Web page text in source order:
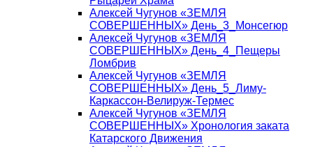
Алексей Чугунов «ЗЕМЛЯ
СОВЕРШЕННЫХ» День_3_Монсегюр
Алексей Чугунов «ЗЕМЛЯ
СОВЕРШЕННЫХ» День_4_Пещеры
Ломбрив
Алексей Чугунов «ЗЕМЛЯ
СОВЕРШЕННЫХ» День_5_Лиму-
Каркассон-Велируж-Термес
Алексей Чугунов «ЗЕМЛЯ
СОВЕРШЕННЫХ» Хронология заката
Катарского Движения